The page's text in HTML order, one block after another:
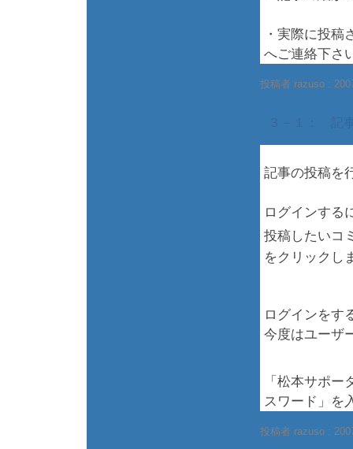
・実際に投稿
へご連絡下さ
投稿者 razuso :
記事の投稿を
ログインする
投稿したいコ
をクリックし
ログインをす
今度はユーザ
「松本サポ
スワード」を
投稿者 razuso :